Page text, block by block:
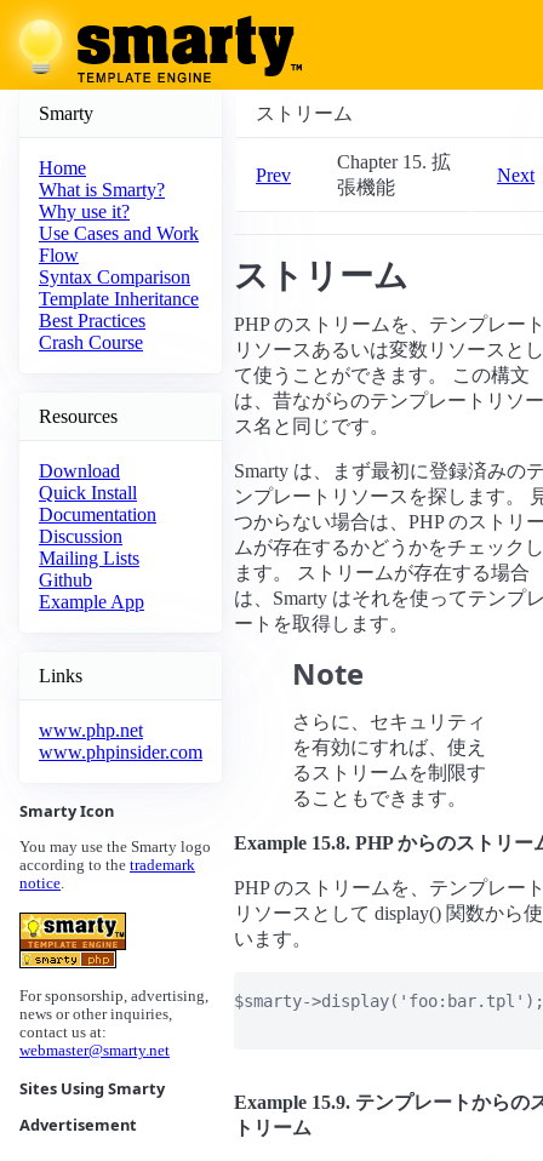
Smarty
Home
What is Smarty?
Why use it?
Use Cases and Work
Flow
Syntax Comparison
Template Inheritance
Best Practices
Crash Course
Resources
Download
Quick Install
Documentation
Discussion
Mailing Lists
Github
Example App
Links
www.php.net
www.phpinsider.com
Smarty Icon
You may use the Smarty logo
according to the trademark
notice.
For sponsorship, advertising,
news or other inquiries,
contact us at:
webmaster@smarty.net
Sites Using Smarty
Advertisement
ストリーム
Prev
Chapter 15. 拡
張機能
Next
ストリーム
PHP のストリームを、テンプレー
リソースあるいは変数リソースとし
て使うことができます。 この構文
は、昔ながらのテンプレートリソー
ス名と同じです。
Smarty は、まず最初に登録済みの
ンプレートリソースを探します。
つからない場合は、PHP のストリ
ムが存在するかどうかをチェックし
ます。 ストリームが存在する場合
は、Smarty はそれを使ってテンプ
ートを取得します。
Note
さらに、セキュリティ
を有効にすれば、使え
るストリームを制限す
ることもできます。
Example 15.8. PHP からのストリー
PHP のストリームを、テンプレー
リソースとして display() 関数から使
います。
$smarty->display('foo:bar.tpl');
Example 15.9. テンプレートからの
トリーム